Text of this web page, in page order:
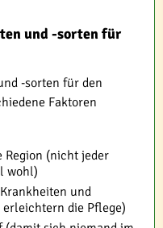
und -sorten für
-sorten für den
Faktoren
(nicht jeder
wohl)
und
die Pflege)